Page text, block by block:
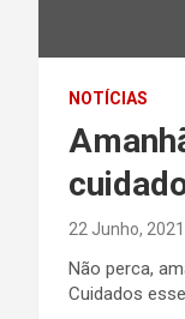
NOTÍCIAS
22 Junho, 2021
Não perca,
Cuidados